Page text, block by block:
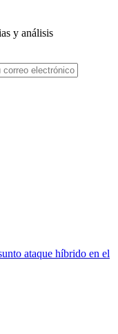
y análisis
ataque híbrido en el